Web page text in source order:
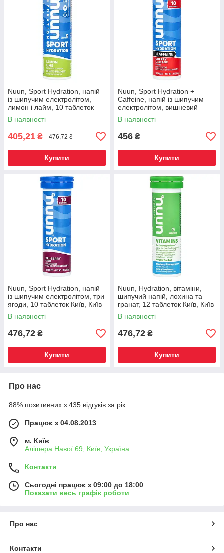
Nuun, Sport Hydration, напій
із шипучим електролітом,
лимон і лайм, 10 таблеток
Київ, Київ
В наявності
405,21 ₴ 476,72 ₴
Купити
Nuun, Sport Hydration +
Caffeine, напій із шипучим
електролітом, вишневий
лаймад, 10 таблеток Київ,
Київ
В наявності
456 ₴
Купити
Nuun, Sport Hydration, напій
із шипучим електролітом, три
ягоди, 10 таблеток Київ, Київ
В наявності
476,72 ₴
Купити
Nuun, Hydration, вітаміни,
шипучий напій, лохина та
гранат, 12 таблеток Київ, Київ
В наявності
476,72 ₴
Купити
Про нас
88% позитивних з 435 відгуків за рік
Працює з 04.08.2013
м. Київ
Алішера Навої 69, Київ, Україна
Контакти
Сьогодні працює з 09:00 до 18:00
Показати весь графік роботи
Про нас
Контакти